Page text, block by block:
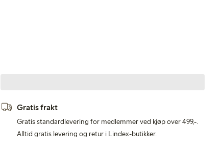
Gratis frakt
Gratis standardlevering for medlemmer ved kjøp over 499,-.
Alltid gratis levering og retur i Lindex-butikker.